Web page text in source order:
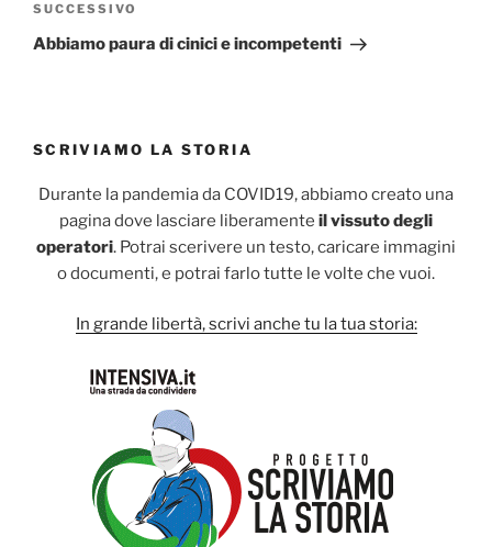
Articolo
successivo
SUCCESSIVO
Abbiamo paura di cinici e incompetenti
SCRIVIAMO LA STORIA
Durante la pandemia da COVID19, abbiamo creato una
pagina dove lasciare liberamente il vissuto degli
operatori. Potrai scerivere un testo, caricare immagini
o documenti, e potrai farlo tutte le volte che vuoi.
In grande libertà, scrivi anche tu la tua storia: